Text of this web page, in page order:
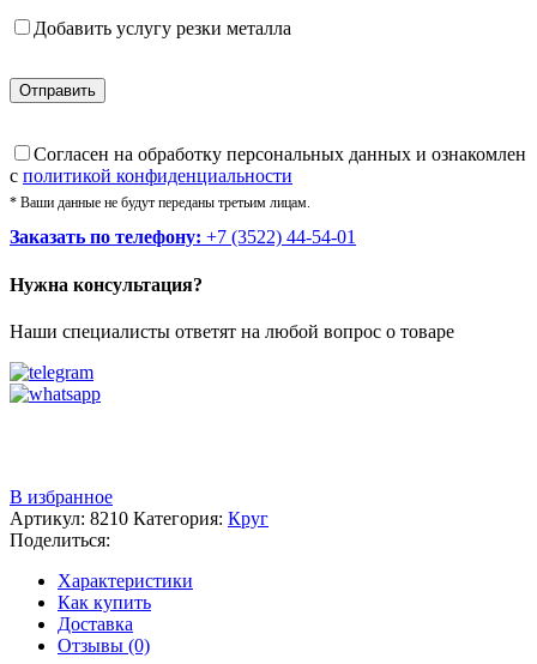
Добавить услугу резки металла
Cогласен на обработку персональных данных и ознакомлен
с политикой конфиденциальности
* Ваши данные не будут переданы третьим лицам.
Заказать по телефону: +7 (3522) 44-54-01
Нужна консультация?
Наши специалисты ответят на любой вопрос о товаре
В избранное
Артикул: 8210 Категория: Круг
Поделиться:
Характеристики
Как купить
Доставка
Отзывы (0)